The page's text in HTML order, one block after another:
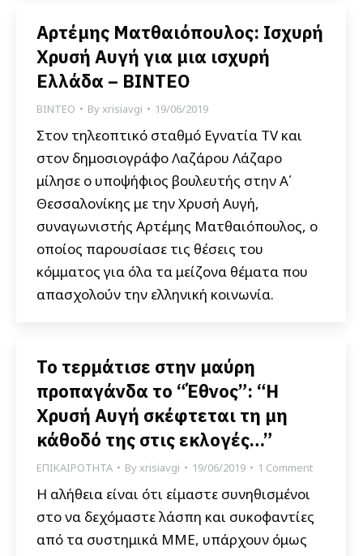
Αρτέμης Ματθαιόπουλος: Ισχυρή
Χρυσή Αυγή για μια ισχυρή
Ελλάδα – ΒΙΝΤΕΟ
ΒΙΝΤΕΟ Byxrisiavgi 19/06/2019
Στον τηλεοπτικό σταθμό Εγνατία TV και
στον δημοσιογράφο Λαζάρου Λάζαρο
μίλησε ο υποψήφιος βουλευτής στην Α΄
Θεσσαλονίκης με την Χρυσή Αυγή,
συναγωνιστής Αρτέμης Ματθαιόπουλος, ο
οποίος παρουσίασε τις θέσεις του
κόμματος για όλα τα μείζονα θέματα που
απασχολούν την ελληνική κοινωνία.
Το τερμάτισε στην μαύρη
προπαγάνδα το “Έθνος”: “Η
Χρυσή Αυγή σκέφτεται τη μη
κάθοδό της στις εκλογές…”
ΕΠΙΚΑΙΡΟΤΗΤΑ Byxrisiavgi 19/06/2019 1 Comment
Η αλήθεια είναι ότι είμαστε συνηθισμένοι
στο να δεχόμαστε λάσπη και συκοφαντίες
από τα συστημικά ΜΜΕ, υπάρχουν όμως